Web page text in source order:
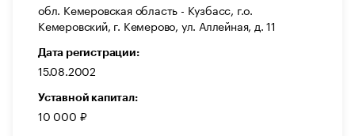
обл. Кемеровская область - Кузбасс, г.о.
Кемеровский, г. Кемерово, ул. Аллейная, д. 11
Дата регистрации:
15.08.2002
Уставной капитал:
10 000 ₽